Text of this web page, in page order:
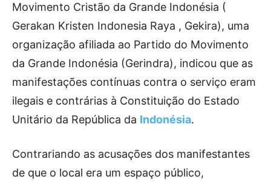
Movimento Cristão da Grande Indonésia (
Gerakan Kristen Indonesia Raya , Gekira), uma
organização afiliada ao Partido do Movimento
da Grande Indonésia (Gerindra), indicou que as
manifestações contínuas contra o serviço eram
ilegais e contrárias à Constituição do Estado
Unitário da República da Indonésia.
Contrariando as acusações dos manifestantes
de que o local era um espaço público,